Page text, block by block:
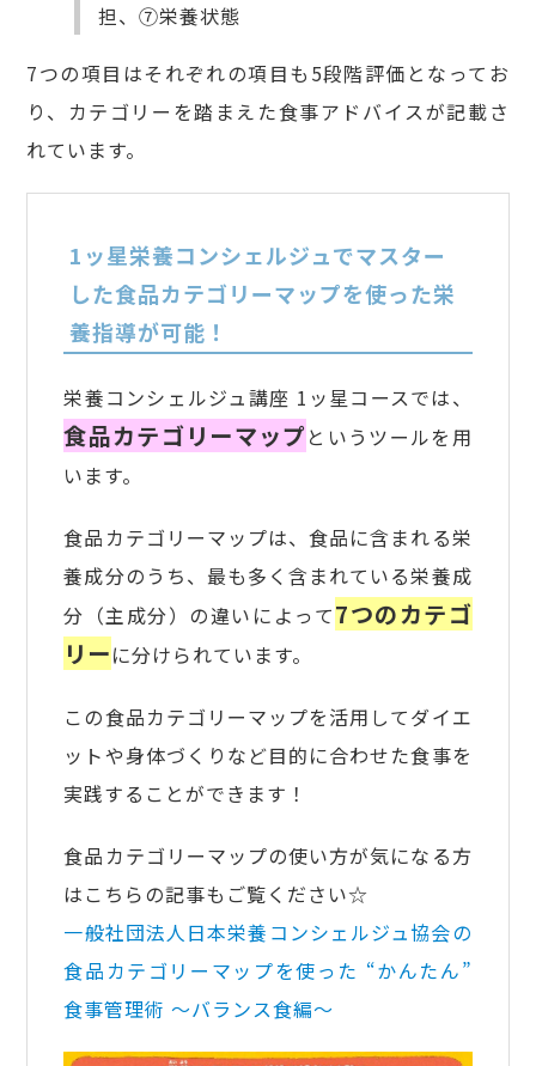
担、⑦栄養状態
7つの項目はそれぞれの項目も5段階評価となってお
り、カテゴリーを踏まえた食事アドバイスが記載さ
れています。
1ッ星栄養コンシェルジュでマスター
した食品カテゴリーマップを使った栄
養指導が可能！
栄養コンシェルジュ講座 1ッ星コースでは、
食品カテゴリーマップ というツールを用
います。
食品カテゴリーマップは、食品に含まれる栄
養成分のうち、最も多く含まれている栄養成
分（主成分）の違いによって7つのカテゴ
リーに分けられています。
この食品カテゴリーマップを活用してダイエ
ットや身体づくりなど目的に合わせた食事を
実践することができます！
食品カテゴリーマップの使い方が気になる方
はこちらの記事もご覧ください☆
一般社団法人日本栄養コンシェルジュ協会の
食品カテゴリーマップを使った “かんたん”
食事管理術 ～バランス食編～